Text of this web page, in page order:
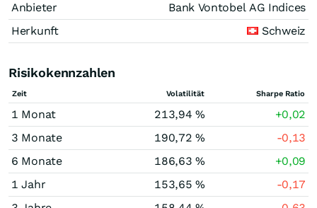
Anbieter
Bank Vontobel AG Indices
Herkunft
Schweiz
Risikokennzahlen
Zeit Volatilität Sharpe Ratio
1 Monat 213,94 %
+0,02
3 Monate
190,72 %
-0,13
6 Monate
186,63 %
+0,09
1 Jahr
153,65 %
-0,17